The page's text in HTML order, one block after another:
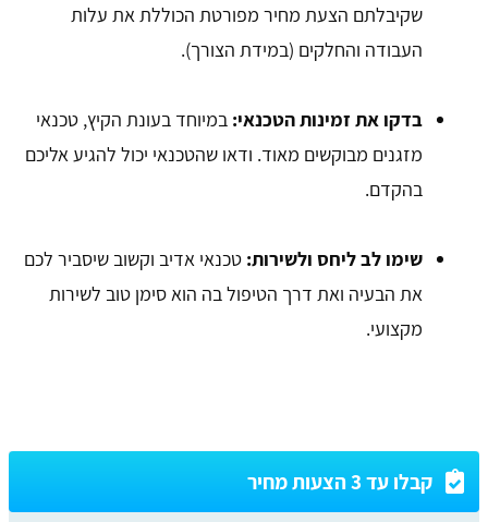
שקיבלתם הצעת מחיר מפורטת הכוללת את עלות
העבודה והחלקים (במידת הצורך).
בדקו את זמינות הטכנאי: במיוחד בעונת הקיץ, טכנאי
מזגנים מבוקשים מאוד. ודאו שהטכנאי יכול להגיע אליכם
בהקדם.
שימו לב ליחס ולשירות: טכנאי אדיב וקשוב שיסביר לכם
את הבעיה ואת דרך הטיפול בה הוא סימן טוב לשירות
מקצועי.
קבלו עד 3 הצעות מחיר